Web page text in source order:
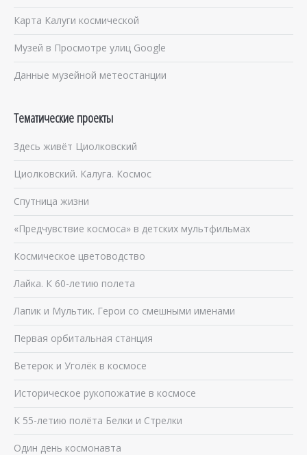
Карта Калуги космической
Музей в Просмотре улиц Google
Данные музейной метеостанции
Тематические проекты
Здесь живёт Циолковский
Циолковский. Калуга. Космос
Спутница жизни
«Предчувствие космоса» в детских мультфильмах
Космическое цветоводство
Лайка. К 60-летию полета
Лапик и Мультик. Герои со смешными именами
Первая орбитальная станция
Ветерок и Уголёк в космосе
Историческое рукопожатие в космосе
К 55-летию полёта Белки и Стрелки
Один день космонавта